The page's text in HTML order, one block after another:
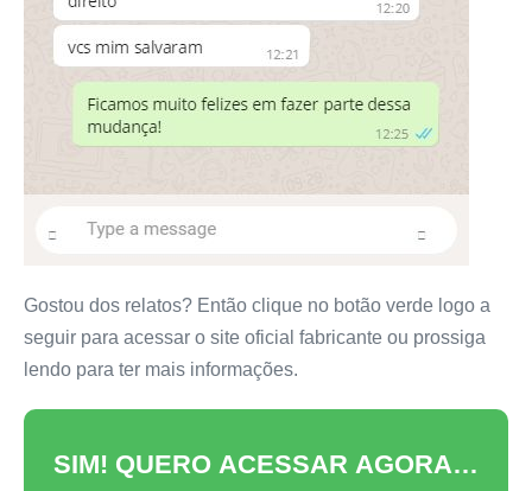
Gostou dos relatos? Então clique no botão verde logo a
seguir para acessar o site oficial fabricante ou prossiga
lendo para ter mais informações.
SIM! QUERO ACESSAR AGORA…